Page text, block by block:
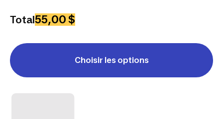
Total55,00 $
Choisir les options